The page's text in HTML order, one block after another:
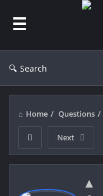
Bild
Search
Home / Questions /
Next
Fragen